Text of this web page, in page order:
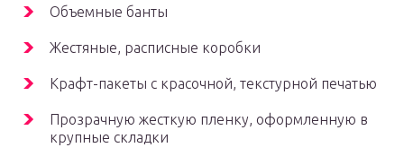
Объемные банты
Жестяные, расписные коробки
Крафт-пакеты с красочной, текстурной печатью
Прозрачную жесткую пленку, оформленную в
крупные складки